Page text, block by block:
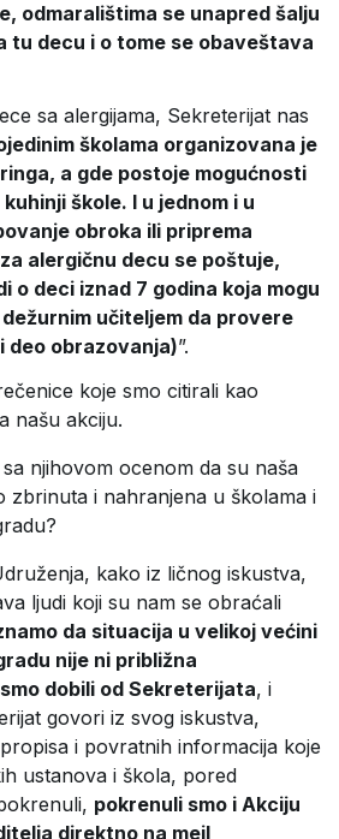
odmaralištima se unapred šalju
tu decu i o tome se obaveštava
sa alergijama, Sekreterijat nas
školama organizovana je
a gde postoje mogućnosti
škole. I u jednom i u
obroka ili priprema
alergičnu decu se poštuje,
o deci iznad 7 godina koja mogu
učiteljem da provere
deo obrazovanja)”.
koje smo citirali kao
našu akciju.
njihovom ocenom da su naša
zbrinuta i nahranjena u školama i
kako iz ličnog iskustva,
ljudi koji su nam se obraćali
da situacija u velikoj većini
nije ni približna
dobili od Sekreterijata, i
govori iz svog iskustva,
i povratnih informacija koje
ustanova i škola, pored
pokrenuli smo i Akciju
direktno na mejl